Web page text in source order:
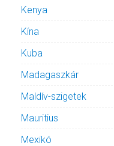
Kenya
Kína
Kuba
Madagaszkár
Maldív-szigetek
Mauritius
Mexikó